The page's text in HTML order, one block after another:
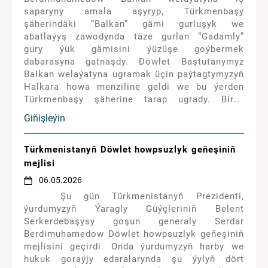
saparyny amala aşyryp, Türkmenbaşy
şäherindäki “Balkan” gämi gurluşyk we
abatlaýyş zawodynda täze gurlan “Gadamly”
gury ýük gämisini ýüzüşe goýbermek
dabarasyna gatnaşdy. Döwlet Baştutanymyz
Balkan welaýatyna ugramak üçin paýtagtymyzyň
Halkara howa menziline geldi we bu ýerden
Türkmenbaşy şäherine tarap ugrady. Biraz
wagtdan hormatly Prezidentimiziň uçary
Türkmenbaşy şäheriniň Halkara howa menziline
gondy. Bu ýerde Arkadagly Gahryman
Serdarymyz mähirli garşylanyldy.
Giňişleýin
Türkmenistanyň Döwlet howpsuzlyk geňeşiniň
mejlisi
06.05.2026
Şu gün Türkmenistanyň Prezidenti,
ýurdumyzyň Ýaragly Güýçleriniň Belent
Serkerdebaşysy goşun generaly Serdar
Berdimuhamedow Döwlet howpsuzlyk geňeşiniň
mejlisini geçirdi. Onda ýurdumyzyň harby we
hukuk goraýjy edaralarynda şu ýylyň dört